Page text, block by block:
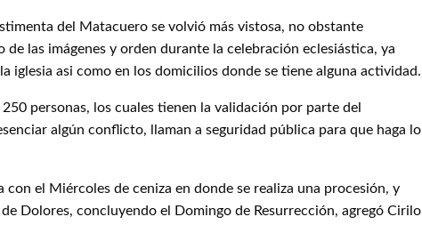
del Matacuero se volvió más vistosa, no obstante
las imágenes y orden durante la celebración eclesiástica, ya
iglesia asi como en los domicilios donde se tiene alguna actividad.
personas, los cuales tienen la validación por parte del
algún conflicto, llaman a seguridad pública para que haga lo
el Miércoles de ceniza en donde se realiza una procesión, y
Dolores, concluyendo el Domingo de Resurrección, agregó Cirilo